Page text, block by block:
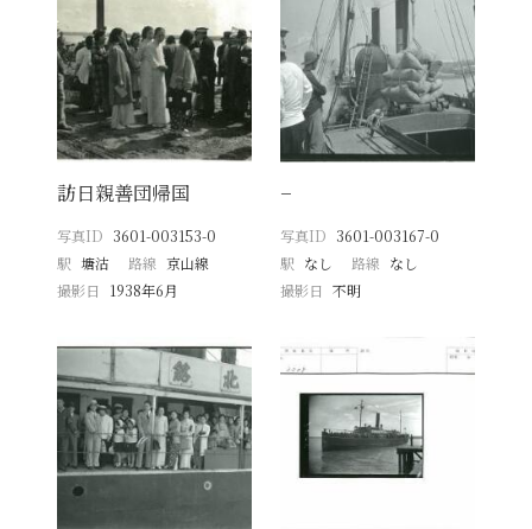
訪日親善団帰国
写真ID 3601-003153-0
駅 塘沽 路線 京山線
撮影日
1938年6月
−
写真ID 3601-003167-0
駅 なし 路線 なし
撮影日 不明